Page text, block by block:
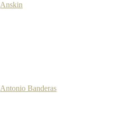
Anskin
Antonio Banderas